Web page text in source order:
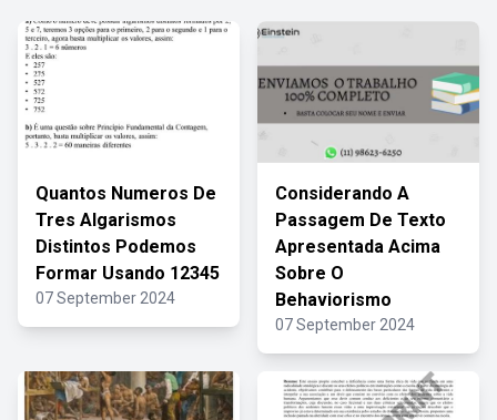
Quantos Numeros De
Tres Algarismos
Distintos Podemos
Formar Usando 12345
07 September 2024
Considerando A
Passagem De Texto
Apresentada Acima
Sobre O
Behaviorismo
07 September 2024